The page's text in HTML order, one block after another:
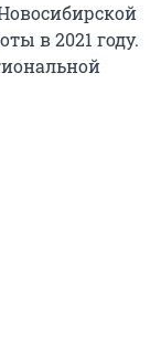
в 2021 году.